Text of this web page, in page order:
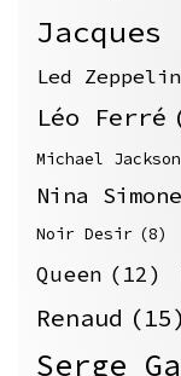
Led Zeppelin
Léo Ferré
Michael Jackson
Nina Simone
Noir Desir (8)
Queen (12)
Renaud (15)
Serge